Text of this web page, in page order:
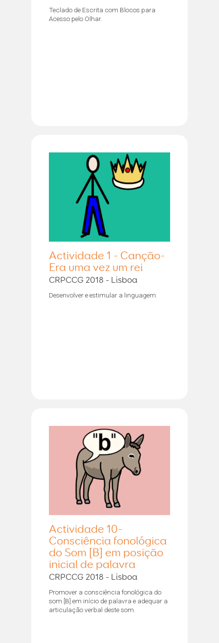
Teclado de Escrita com Blocos para
Acesso pelo Olhar.
Actividade 1 - Canção-
Era uma vez um rei
CRPCCG 2018 - Lisboa
Desenvolver e estimular a linguagem.
Actividade 10-
Consciência fonológica
do Som [B] em posição
inicial de palavra
CRPCCG 2018 - Lisboa
Promover a consciência fonológica do
som [B] em início de palavra e adequar a
articulação verbal deste som.